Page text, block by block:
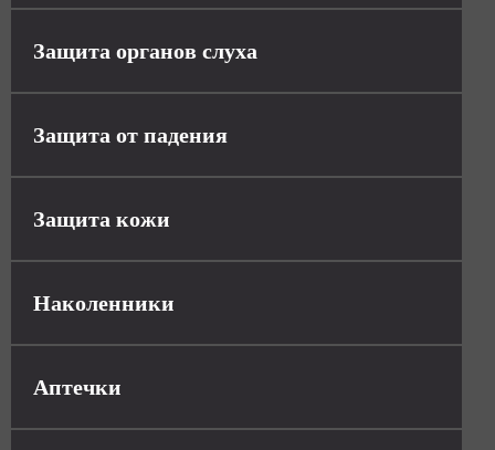
Защита органов слуха
Защита от падения
Защита кожи
Наколенники
Аптечки